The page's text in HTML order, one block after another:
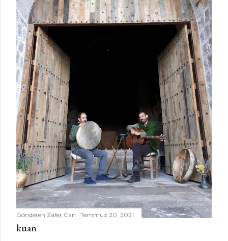
Gönderen Zafer Can Temmuz 20, 2021
kuan